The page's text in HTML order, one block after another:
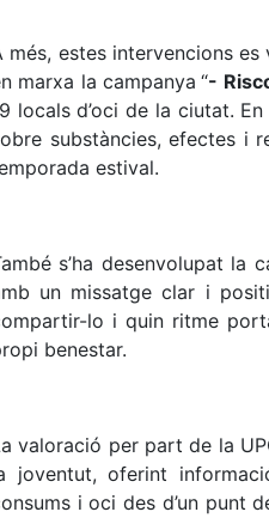
més, estes intervencions
marxa la campanya “-
locals d’oci de la ciutat.
substàncies, efectes i
estival.
s’ha desenvolupat la
un missatge clar i
lo i quin ritme
benestar.
valoració per part de la
joventut, oferint
i oci des d’un punt